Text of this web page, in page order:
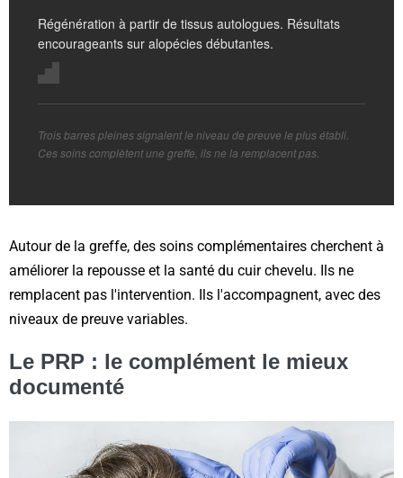
Régénération à partir de tissus autologues. Résultats
encourageants sur alopécies débutantes.
Trois barres pleines signalent le niveau de preuve le plus établi.
Ces soins complètent une greffe, ils ne la remplacent pas.
Autour de la greffe, des soins complémentaires cherchent à
améliorer la repousse et la santé du cuir chevelu. Ils ne
remplacent pas l'intervention. Ils l'accompagnent, avec des
niveaux de preuve variables.
Le PRP : le complément le mieux
documenté